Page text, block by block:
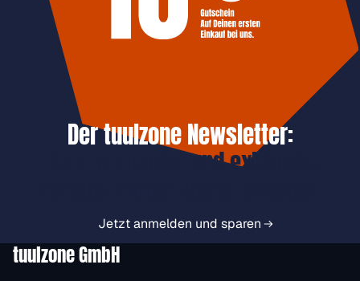
Der tuulzone Newsletter:
Jetzt anmelden und exklusive
Jetzt anmelden und sparen
tuulzone GmbH